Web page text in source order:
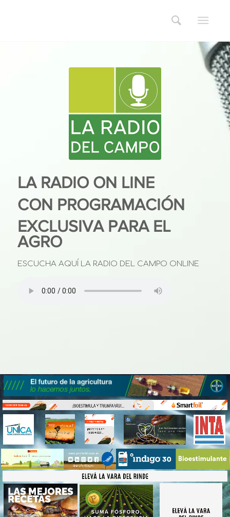
LA RADIO ON LINE
CON PROGRAMACIÓN
EXCLUSIVA PARA EL
AGRO
ESCUCHA AQUÍ LA RADIO DEL CAMPO ONLINE